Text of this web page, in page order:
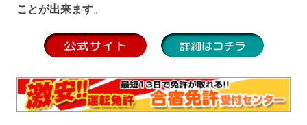
ことが出来ます